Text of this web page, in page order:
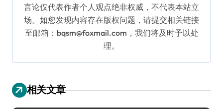
言论仅代表作者个人观点绝非权威，不代表本站立
场。如您发现内容存在版权问题，请提交相关链接
至邮箱：bqsm@foxmail.com，我们将及时予以处
理。
相关文章